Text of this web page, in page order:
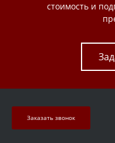
стоимость и
Заказать звонок